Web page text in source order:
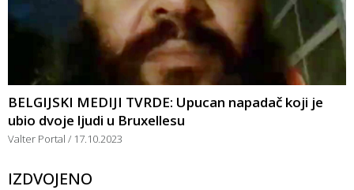
BELGIJSKI MEDIJI TVRDE: Upucan napadač koji je
ubio dvoje ljudi u Bruxellesu
Valter Portal 17.10.2023
IZDVOJENO